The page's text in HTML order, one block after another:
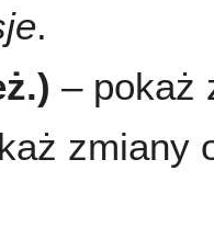
.
– pokaż
zmiany